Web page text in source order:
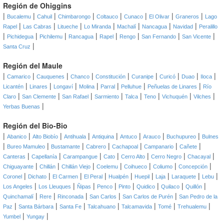
Región de Ohiggins
| Bucalemu | Cahuil | Chimbarongo | Coltauco | Cunaco | El Olivar | Graneros | Lago
Rapel | Las Cabras | Litueche | Lo Miranda | Machalí | Nancagua | Navidad | Peralillo
| Pichidegua | Pichilemu | Rancagua | Rapel | Rengo | San Fernando | San Vicente |
Santa Cruz |
Región del Maule
| Camarico | Cauquenes | Chanco | Constitución | Curanipe | Curicó | Duao | Iloca |
Licantén | Linares | Longaví | Molina | Parral | Pelluhue | Peñuelas de Linares | Río
Claro | San Clemente | San Rafael | Sarmiento | Talca | Teno | Vichuquén | Vilches |
Yerbas Buenas |
Región del Bio-Bio
| Abanico | Alto Biobío | Antihuala | Antiquina | Antuco | Arauco | Buchupureo | Bulnes
| Bureo Mamuleo | Bustamante | Cabrero | Cachapoal | Campanario | Cañete |
Canteras | Capellanía | Carampangue | Cato | Cerro Alto | Cerro Negro | Chacayal |
Chiguayante | Chillán | Chillán Viejo | Coelemu | Coihueco | Coliumo | Concepción |
Coronel | Dichato | El Carmen | El Peral | Hualpén | Huepil | Laja | Laraquete | Lebu |
Los Angeles | Los Lleuques | Ñipas | Penco | Pinto | Quidico | Quilaco | Quillón |
Quinchamalí | Rere | Rinconada | San Carlos | San Carlos de Purén | San Pedro de la
Paz | Santa Bárbara | Santa Fe | Talcahuano | Talcamavida | Tomé | Trehualemu |
Yumbel | Yungay |